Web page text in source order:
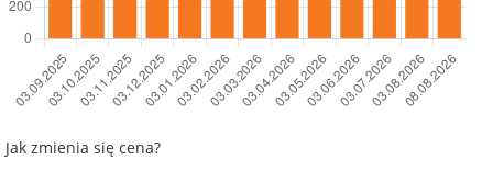
Jak zmienia się cena?